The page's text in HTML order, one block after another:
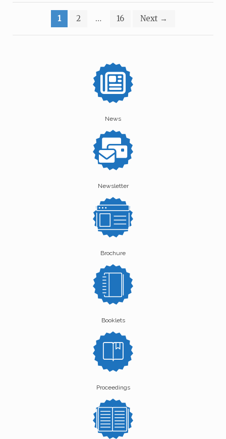
pagination
1 2 … 16 Next →
News
Newsletter
Brochure
Booklets
Proceedings